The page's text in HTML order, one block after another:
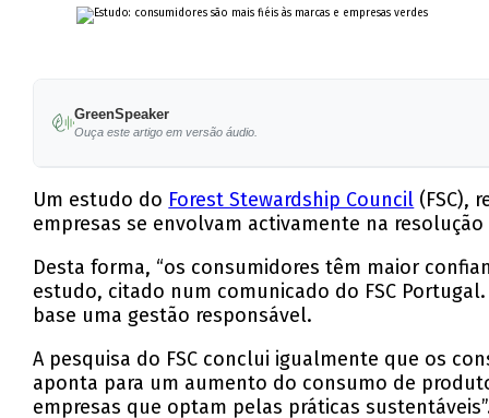
GreenSpeaker
Ouça este artigo em versão áudio.
Um estudo do Forest Stewardship Council (FSC),
empresas se envolvam activamente na
Desta forma, “os consumidores têm maior
estudo, citado num comunicado do FSC
base uma gestão responsável.
A pesquisa do FSC conclui igualmente que os
aponta para um aumento do consumo de
empresas que optam pelas práticas